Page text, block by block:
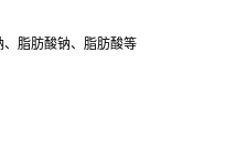
脂肪酸钠、脂肪酸等